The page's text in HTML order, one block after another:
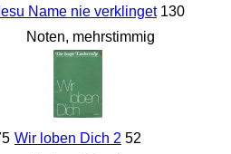
Name nie verklinget130
Noten, mehrstimmig
Wir loben Dich 2 52